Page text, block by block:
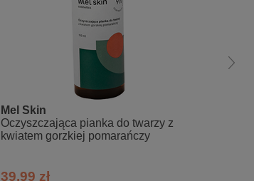
Mel Skin
Oczyszczająca pianka do twarzy z
kwiatem gorzkiej pomarańczy
39,99 zł